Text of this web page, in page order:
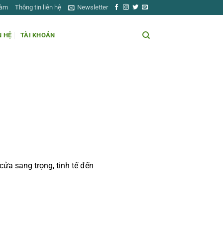
Thông tin liên hệ Newsletter
HỆ TÀI KHOẢN
sang trọng, tinh tế đến